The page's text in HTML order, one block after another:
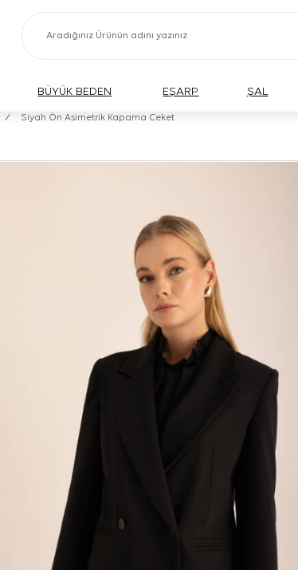
BÜYÜK BEDEN EŞARP ŞAL
/ Siyah Ön Asimetrik Kapama Ceket